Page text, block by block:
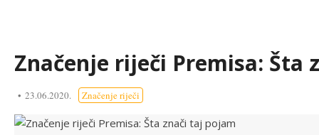
Značenje riječi Premisa: Šta
23.06.2020. Značenje riječi